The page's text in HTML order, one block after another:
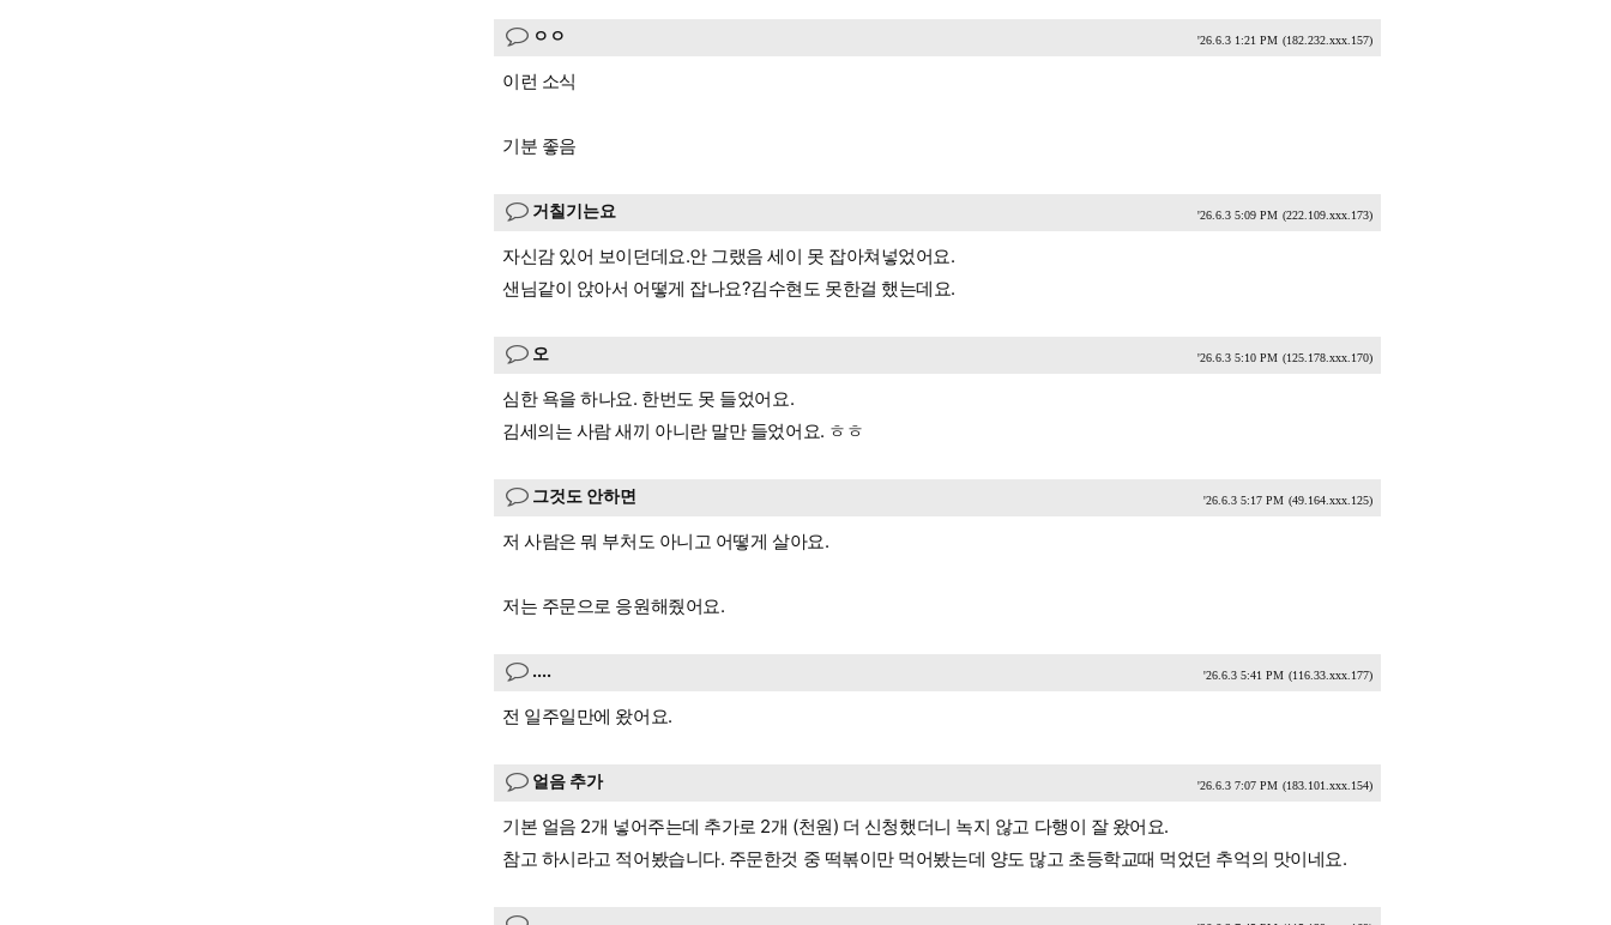
ㅇㅇ '26.6.3 1:21 PM (182.232.xxx.157)
이런 소식
기분 좋음
거칠기는요 '26.6.3 5:09 PM (222.109.xxx.173)
자신감 있어 보이던데요.안 그랬음 세이 못 잡아쳐넣었어요.
샌님같이 앉아서 어떻게 잡나요?김수현도 못한걸 했는데요.
오 '26.6.3 5:10 PM (125.178.xxx.170)
심한 욕을 하나요. 한번도 못 들었어요.
김세의는 사람 새끼 아니란 말만 들었어요. ㅎㅎ
그것도 안하면 '26.6.3 5:17 PM (49.164.xxx.125)
저 사람은 뭐 부처도 아니고 어떻게 살아요.
저는 주문으로 응원해줬어요.
.... '26.6.3 5:41 PM (116.33.xxx.177)
전 일주일만에 왔어요.
얼음 추가 '26.6.3 7:07 PM (183.101.xxx.154)
기본 얼음 2개 넣어주는데 추가로 2개 (천원) 더 신청했더니 녹지 않고 다행이 잘 왔어요.
참고 하시라고 적어봤습니다. 주문한것 중 떡볶이만 먹어봤는데 양도 많고 초등학교때 먹었던 추억의 맛이네요.